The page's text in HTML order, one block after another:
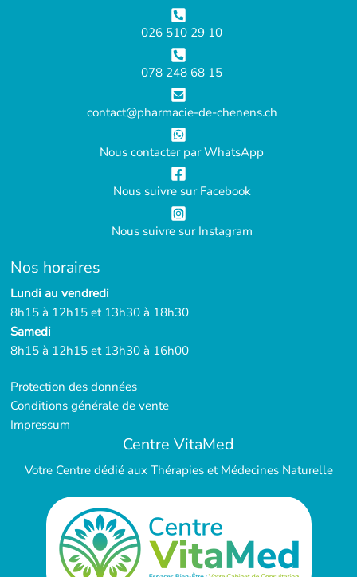
026 510 29 10
078 248 68 15
contact@pharmacie-de-chenens.ch
Nous contacter par WhatsApp
Nous suivre sur Facebook
Nous suivre sur Instagram
Nos horaires
Lundi au vendredi
8h15 à 12h15 et 13h30 à 18h30
Samedi
8h15 à 12h15 et 13h30 à 16h00
Protection des données
Conditions générale de vente
Impressum
Centre VitaMed
Votre Centre dédié aux Thérapies et Médecines Naturelle